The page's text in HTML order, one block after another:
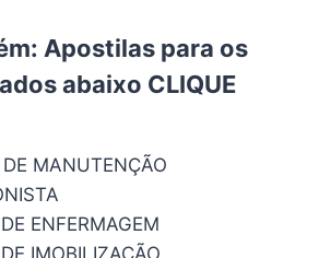
Apostilas para os
abaixo CLIQUE
MANUTENÇÃO
ENFERMAGEM
IMOBILIZAÇÃO